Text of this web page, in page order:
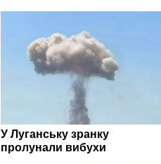
У Луганську зранку
пролунали вибухи